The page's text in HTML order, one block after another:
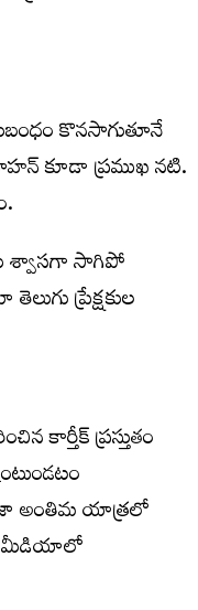
కొనసాగుతూనే
కూడా ప్రముఖ నటి.
శ్వాసగా సాగిపో
ప్రేక్షకుల
కార్తీక్ ప్రస్తుతం
అంతిమ యాత్రలో
మీడియాలో